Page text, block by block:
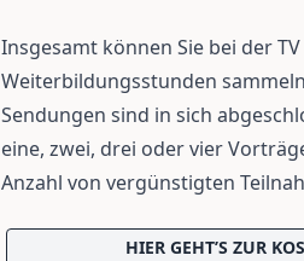
Insgesamt können Sie bei der
Weiterbildungsstunden
Sendungen sind in sich
eine, zwei, drei oder vier
Anzahl von vergünstigten
HIER GEHT’S ZUR